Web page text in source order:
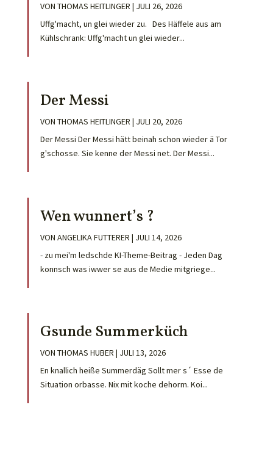
VON THOMAS HEITLINGER | JULI 26, 2026
Uffg'macht, un glei wieder zu. Des Häffele aus am
Kühlschrank: Uffg'macht un glei wieder...
Der Messi
VON THOMAS HEITLINGER | JULI 20, 2026
Der Messi Der Messi hätt beinah schon wieder ä Tor
g'schosse. Sie kenne der Messi net. Der Messi...
Wen wunnert’s ?
VON ANGELIKA FUTTERER | JULI 14, 2026
- zu mei'm ledschde KI-Theme-Beitrag - Jeden Dag
konnsch was iwwer se aus de Medie mitgriege...
Gsunde Summerküch
VON THOMAS HUBER | JULI 13, 2026
En knallich heiße Summerdäg Sollt mer s´ Esse de
Situation orbasse. Nix mit koche dehorm. Koi...